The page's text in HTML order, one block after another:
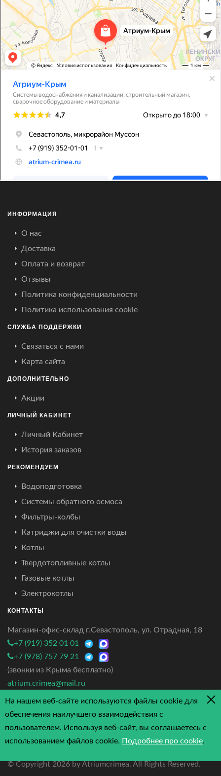
ИНФОРМАЦИЯ
О нас
Доставка
Оплата и возврат
Отзывы
Политика конфиденциальности
Политика использования cookie
СЛУЖБА ПОДДЕРЖКИ
Связаться с нами
Карта сайта
ДОПОЛНИТЕЛЬНО
Акции
ЛИЧНЫЙ КАБИНЕТ
Личный Кабинет
История заказов
РЕКОМЕНДУЕМ
Водоподготовка
Системы обратного осмоса
Фильтры-колбы
Катриджи для очистки воды
Котлы
Твердотопливные котлы
Газовые котлы
Электрокотлы
КОНТАКТЫ
Магазин-офис-склад г.Севастополь, ул. Отрадная, 18
+7 (919) 352 01 01
+7 (978) 757 79 21
(звонки из Крыма бесплатно)
atrium.crimea@mail.ru
4.7/5 - 3 отзыва
© Copyright 2026 by Atriumcrimea. All Rights Reserved.
На нашем веб-сайте используются файлы cookie для
обеспечения наилучшего взаимодействия с
пользователем. Используя веб-сайт, вы соглашаетесь с
использованием файлов cookie. Подробнее про cookie.